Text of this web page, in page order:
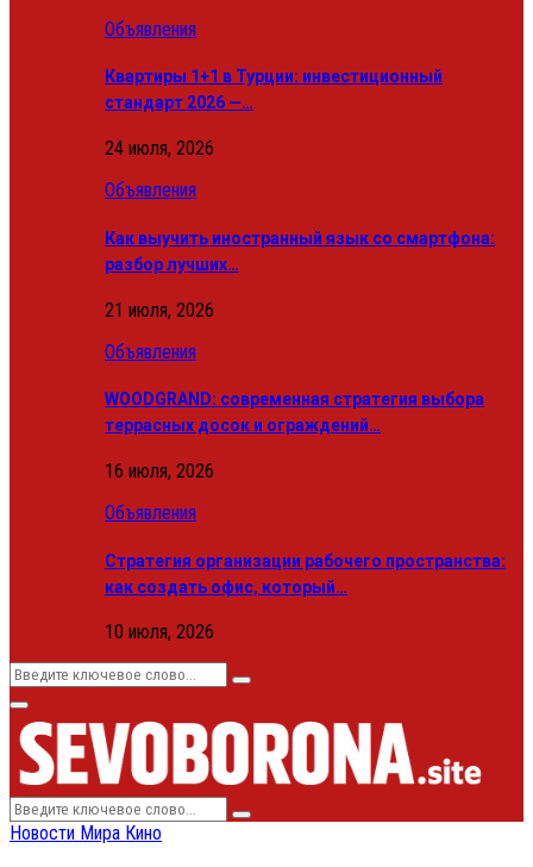
Объявления
Квартиры 1+1 в Турции: инвестиционный
стандарт 2026 —…
24 июля, 2026
Объявления
Как выучить иностранный язык со смартфона:
разбор лучших…
21 июля, 2026
Объявления
WOODGRAND: современная стратегия выбора
террасных досок и ограждений…
16 июля, 2026
Объявления
Стратегия организации рабочего пространства:
как создать офис, который…
10 июля, 2026
Search
Search
Primary
Menu
Search
for:
Search
Новости Мира Кино